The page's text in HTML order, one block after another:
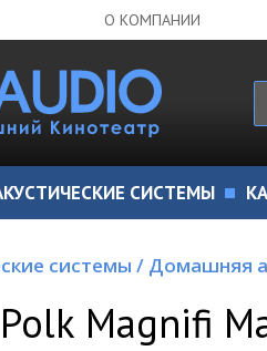
О КОМПАНИИ
СИСТЕМЫ
системы / Домашняя
Magnifi